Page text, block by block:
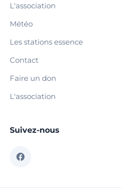
L'association
Météo
Les stations essence
Contact
Faire un don
L'association
Suivez-nous